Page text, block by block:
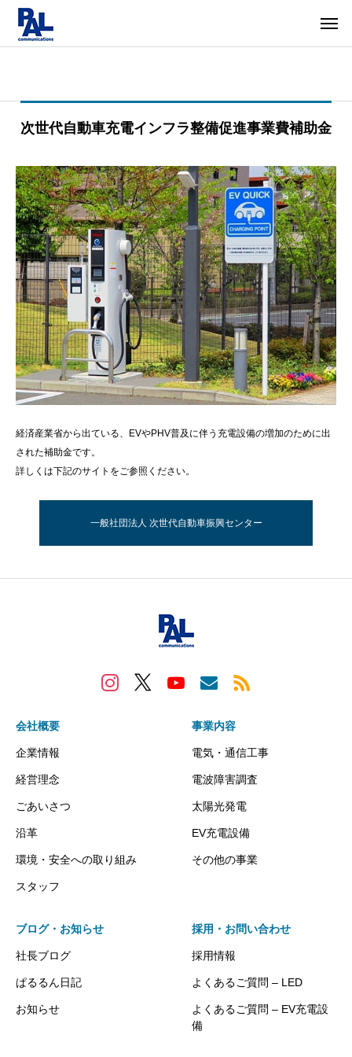
次世代自動車充電インフラ整備促進事業費補助金
経済産業省から出ている、EVやPHV普及に伴う充電設備の増加のために出
された補助金です。
詳しくは下記のサイトをご参照ください。
一般社団法人 次世代自動車振興センター
会社概要
企業情報
経営理念
ごあいさつ
沿革
環境・安全への取り組み
スタッフ
事業内容
電気・通信工事
電波障害調査
太陽光発電
EV充電設備
その他の事業
ブログ・お知らせ
社長ブログ
ぱるるん日記
お知らせ
採用・お問い合わせ
採用情報
よくあるご質問 – LED
よくあるご質問 – EV充電設
備